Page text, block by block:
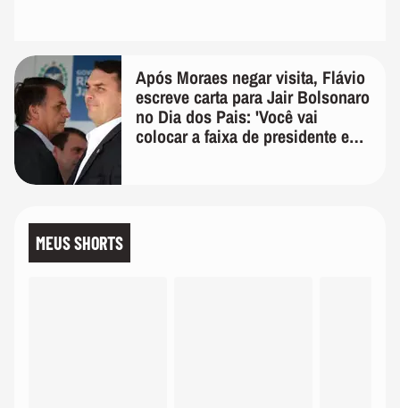
Após Moraes negar visita, Flávio
escreve carta para Jair Bolsonaro
no Dia dos Pais: 'Você vai
colocar a faixa de presidente em
MEUS SHORTS